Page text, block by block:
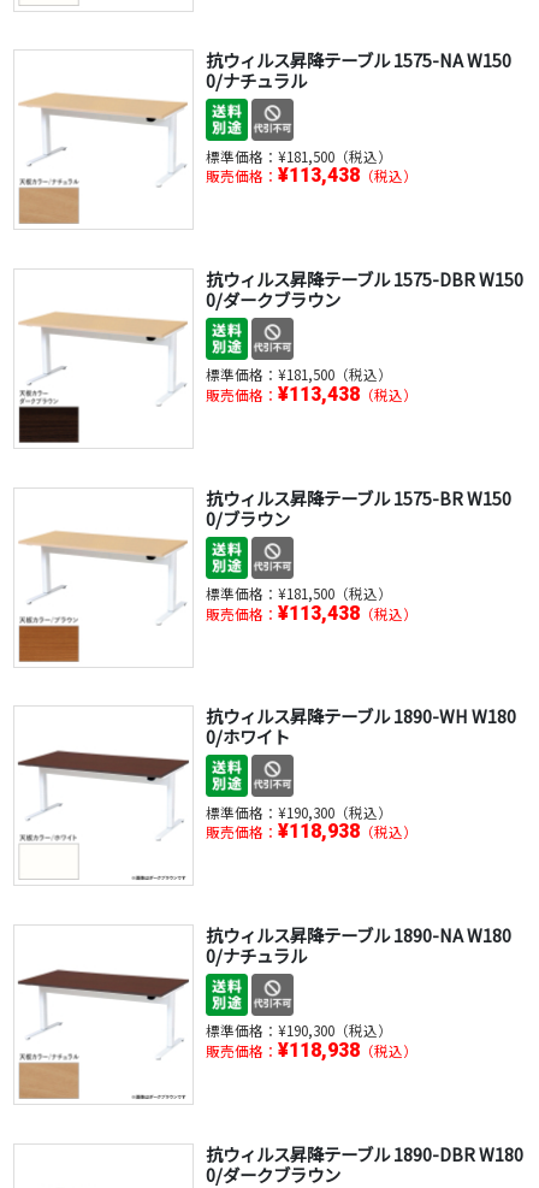
抗ウィルス昇降テーブル 1575-NA W150
0/ナチュラル
標準価格： ¥181,500（税込）
販売価格： ¥113,438（税込）
抗ウィルス昇降テーブル 1575-DBR W150
0/ダークブラウン
標準価格： ¥181,500（税込）
販売価格： ¥113,438（税込）
抗ウィルス昇降テーブル 1575-BR W150
0/ブラウン
標準価格： ¥181,500（税込）
販売価格： ¥113,438（税込）
抗ウィルス昇降テーブル 1890-WH W180
0/ホワイト
標準価格： ¥190,300（税込）
販売価格： ¥118,938（税込）
抗ウィルス昇降テーブル 1890-NA W180
0/ナチュラル
標準価格： ¥190,300（税込）
販売価格： ¥118,938（税込）
抗ウィルス昇降テーブル 1890-DBR W180
0/ダークブラウン